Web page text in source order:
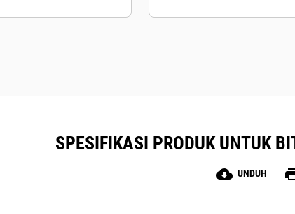
SPESIFIKASI PRODUK UNTUK
cloud_download UNDUH